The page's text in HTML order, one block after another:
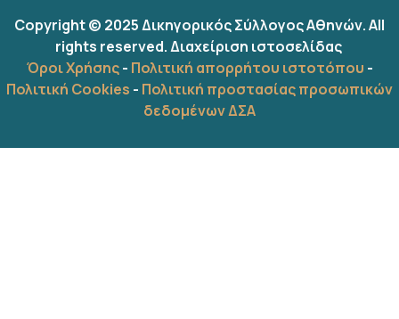
Copyright © 2025 Δικηγορικός Σύλλογος Αθηνών. All
rights reserved.Διαχείριση ιστοσελίδας
Όροι Χρήσης- Πολιτική απορρήτου ιστοτόπου -
Πολιτική Cookies - Πολιτική προστασίας προσωπικών
δεδομένων ΔΣΑ